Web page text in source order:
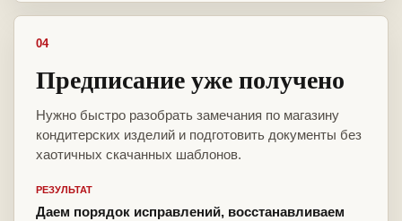
04
Предписание уже получено
Нужно быстро разобрать замечания по магазину
кондитерских изделий и подготовить документы без
хаотичных скачанных шаблонов.
РЕЗУЛЬТАТ
Даем порядок исправлений, восстанавливаем